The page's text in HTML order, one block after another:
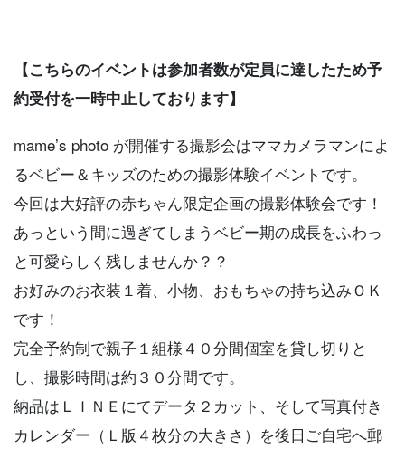
【こちらのイベントは参加者数が定員に達したため予
約受付を一時中止しております】
mame’s photo が開催する撮影会はママカメラマンによ
るベビー＆キッズのための撮影体験イベントです。
今回は大好評の赤ちゃん限定企画の撮影体験会です！
あっという間に過ぎてしまうベビー期の成長をふわっ
と可愛らしく残しませんか？？
お好みのお衣装１着、小物、おもちゃの持ち込みＯＫ
です！
完全予約制で親子１組様４０分間個室を貸し切りと
し、撮影時間は約３０分間です。
納品はＬＩＮＥにてデータ２カット、そして写真付き
カレンダー（Ｌ版４枚分の大きさ）を後日ご自宅へ郵